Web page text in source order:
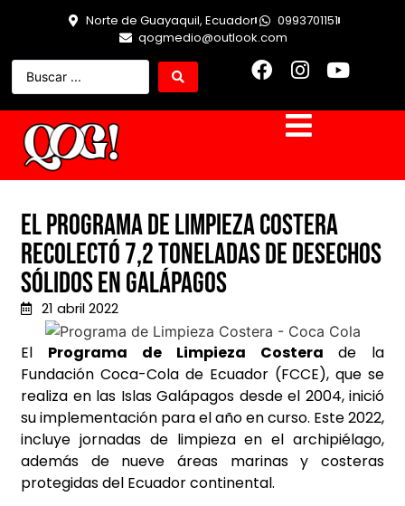
Norte de Guayaquil, Ecuador
0993701151
qogmedio@outlook.com
El Programa de Limpieza Costera
recolectó 7,2 toneladas de desechos
sólidos en Galápagos
21 abril 2022
El Programa de Limpieza Costera de la
Fundación Coca-Cola de Ecuador (FCCE), que se
realiza en las Islas Galápagos desde el 2004, inició
su implementación para el año en curso. Este 2022,
incluye jornadas de limpieza en el archipiélago,
además de nueve áreas marinas y costeras
protegidas del Ecuador continental.